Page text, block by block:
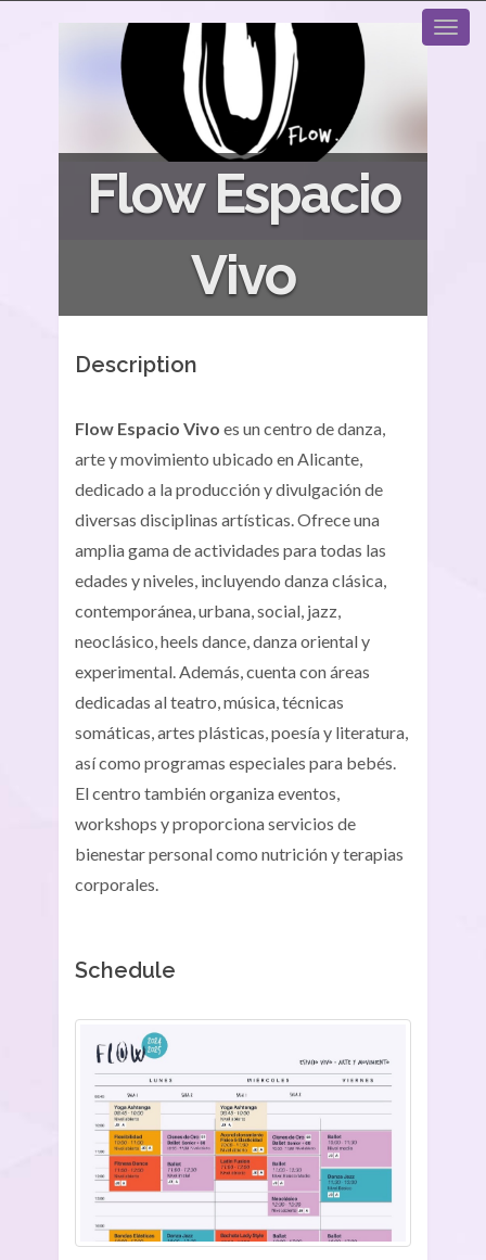
Flow Espacio
Vivo
Description
Flow Espacio Vivo es un centro de danza,
arte y movimiento ubicado en Alicante,
dedicado a la producción y divulgación de
diversas disciplinas artísticas. Ofrece una
amplia gama de actividades para todas las
edades y niveles, incluyendo danza clásica,
contemporánea, urbana, social, jazz,
neoclásico, heels dance, danza oriental y
experimental. Además, cuenta con áreas
dedicadas al teatro, música, técnicas
somáticas, artes plásticas, poesía y literatura,
así como programas especiales para bebés.
El centro también organiza eventos,
workshops y proporciona servicios de
bienestar personal como nutrición y terapias
corporales.
Schedule